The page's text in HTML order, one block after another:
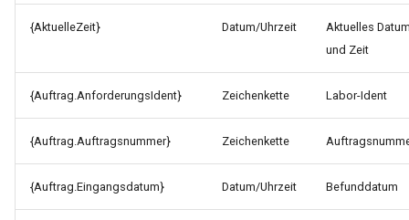
für das Versenden von
Pushnachrichten
{AktuelleZeit} Datum/Uhrzeit
Aktuelles
und Zeit
{Auftrag.AnforderungsIdent} Zeichenkette Labor-Ident
{Auftrag.Auftragsnummer} Zeichenkette
{Auftrag.Eingangsdatum} Datum/Uhrzeit Befunddatum